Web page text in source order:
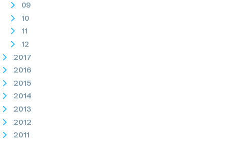
09
10
11
12
2017
2016
2015
2014
2013
2012
2011